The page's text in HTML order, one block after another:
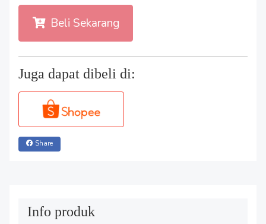
Beli Sekarang
Juga dapat dibeli di:
Share
Info produk